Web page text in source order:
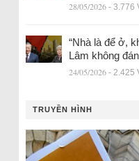
28/05/2026 - 3.776
“Nhà là để ở,
Lâm không
24/05/2026 - 2.425
TRUYỀN HÌNH